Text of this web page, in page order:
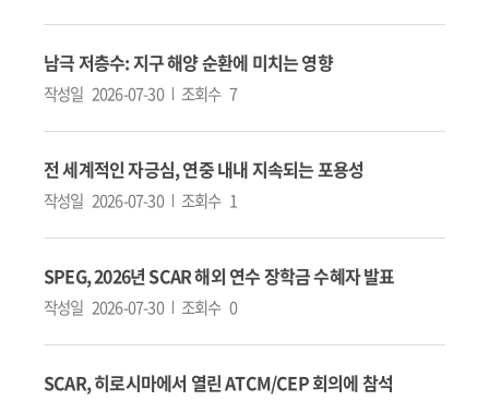
남극 저층수: 지구 해양 순환에 미치는 영향
작성일 2026-07-30 조회수 7
전 세계적인 자긍심, 연중 내내 지속되는 포용성
작성일 2026-07-30 조회수 1
SPEG, 2026년 SCAR 해외 연수 장학금 수혜자 발표
작성일 2026-07-30 조회수 0
SCAR, 히로시마에서 열린 ATCM/CEP 회의에 참석